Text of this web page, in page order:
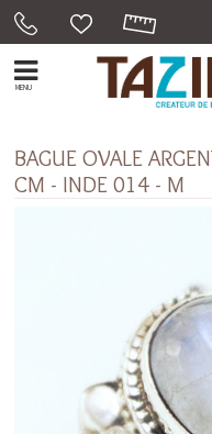
MENU
BAGUE OVALE
CM - INDE 014 - M